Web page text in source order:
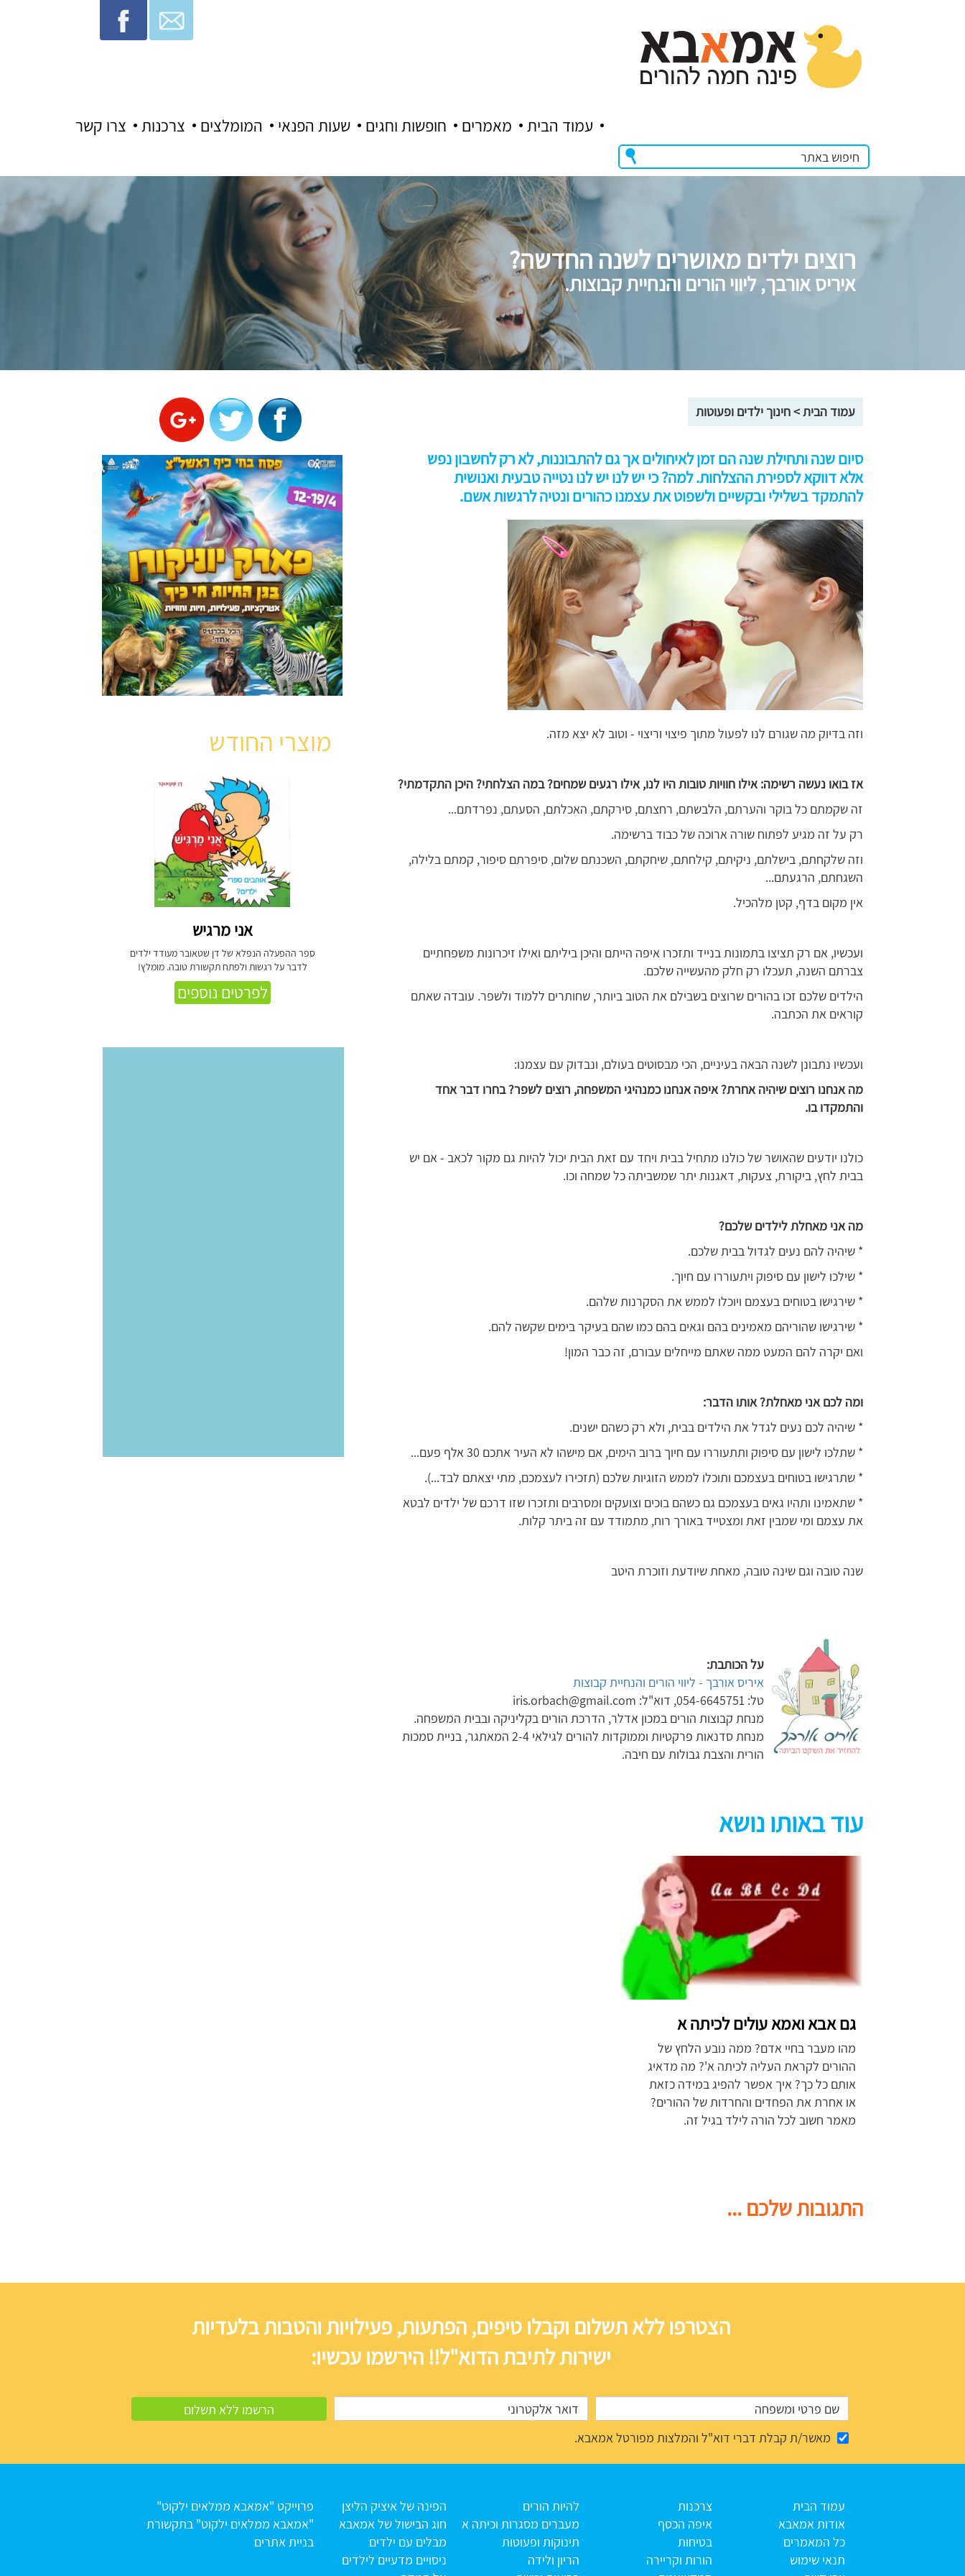
צרו קשר צרכנות המומלצים שעות הפנאי חופשות וחגים מאמרים עמוד הבית
רוצים ילדים מאושרים לשנה החדשה?
איריס אורבך, ליווי הורים והנחיית קבוצות.
עמוד הבית>חינוך ילדים ופעוטות
סיום שנה ותחילת שנה הם זמן לאיחולים אך גם להתבוננות, לא רק לחשבון נפש
אלא דווקא לספירת ההצלחות. למה? כי יש לנו יש לנו נטייה טבעית ואנושית
להתמקד בשלילי ובקשיים ולשפוט את עצמנו כהורים ונטיה לרגשות אשם.
וזה בדיוק מה שגורם לנו לפעול מתוך פיצוי וריצוי - וטוב לא יצא מזה.
אז בואו נעשה רשימה: אילו חוויות טובות היו לנו, אילו רגעים שמחים? במה הצלחתי? היכן התקדמתי?
זה שקמתם כל בוקר והערתם, הלבשתם, רחצתם, סירקתם, האכלתם, הסעתם, נפרדתם...
רק על זה מגיע לפתוח שורה ארוכה של כבוד ברשימה.
וזה שלקחתם, בישלתם, ניקיתם, קילחתם, שיחקתם, השכנתם שלום, סיפרתם סיפור, קמתם בלילה,
השגחתם, הרגעתם...
אין מקום בדף, קטן מלהכיל.
ועכשיו, אם רק תציצו בתמונות בנייד ותזכרו איפה הייתם והיכן ביליתם ואילו זיכרונות משפחתיים
צברתם השנה, תעכלו רק חלק מהעשייה שלכם.
הילדים שלכם זכו בהורים שרוצים בשבילם את הטוב ביותר, שחותרים ללמוד ולשפר. עובדה שאתם
קוראים את הכתבה.
ועכשיו נתבונן לשנה הבאה בעיניים, הכי מבסוטים בעולם, ונבדוק עם עצמנו:
מה אנחנו רוצים שיהיה אחרת? איפה אנחנו כמנהיגי המשפחה, רוצים לשפר? בחרו דבר אחד
והתמקדו בו.
כולנו יודעים שהאושר של כולנו מתחיל בבית ויחד עם זאת הבית יכול להיות גם מקור לכאב - אם יש
בבית לחץ, ביקורת, צעקות, דאגנות יתר שמשביתה כל שמחה וכו.
מה אני מאחלת לילדים שלכם?
* שיהיה להם נעים לגדול בבית שלכם.
* שילכו לישון עם סיפוק ויתעוררו עם חיוך.
* שירגישו בטוחים בעצמם ויוכלו לממש את הסקרנות שלהם.
* שירגישו שהוריהם מאמינים בהם וגאים בהם כמו שהם בעיקר בימים שקשה להם.
ואם יקרה להם המעט ממה שאתם מייחלים עבורם, זה כבר המון!
ומה לכם אני מאחלת? אותו הדבר:
* שיהיה לכם נעים לגדל את הילדים בבית, ולא רק כשהם ישנים.
* שתלכו לישון עם סיפוק ותתעוררו עם חיוך ברוב הימים, אם מישהו לא העיר אתכם 30 אלף פעם...
* שתרגישו בטוחים בעצמכם ותוכלו לממש הזוגיות שלכם (תזכירו לעצמכם, מתי יצאתם לבד...).
* שתאמינו ותהיו גאים בעצמכם גם כשהם בוכים וצועקים ומסרבים ותזכרו שזו דרכם של ילדים לבטא
את עצמם ומי שמבין זאת ומצטייד באורך רוח, מתמודד עם זה ביתר קלות.
שנה טובה וגם שינה טובה, מאחת שיודעת וזוכרת היטב
על הכותבת:
איריס אורבך - ליווי הורים והנחיית קבוצות
טל: 054-6645751, דוא"ל: iris.orbach@gmail.com
מנחת קבוצות הורים במכון אדלר, הדרכת הורים בקליניקה ובבית המשפחה.
מנחת סדנאות פרקטיות וממוקדות להורים לגילאי 2-4 המאתגר, בניית סמכות
הורית והצבת גבולות עם חיבה.
עוד באותו נושא
גם אבא ואמא עולים לכיתה א
מהו מעבר בחיי אדם? ממה נובע הלחץ של
ההורים לקראת העליה לכיתה א'? מה מדאיג
אותם כל כך? איך אפשר להפיג במידה כזאת
או אחרת את הפחדים והחרדות של ההורים?
מאמר חשוב לכל הורה לילד בגיל זה.
התגובות שלכם ...
מוצרי החודש
אני מרגיש
ספר ההפעלה הנפלא של דן שטאובר מעודד ילדים
לדבר על רגשות ולפתח תקשורת טובה. מומלץ!
לפרטים נוספים
הצטרפו ללא תשלום וקבלו טיפים, הפתעות, פעילויות והטבות בלעדיות
ישירות לתיבת הדוא"ל!! הירשמו עכשיו:
מאשר/ת קבלת דברי דוא"ל והמלצות מפורטל אמאבא.
עמוד הבית
אודות אמאבא
כל המאמרים
תנאי שימוש
צרכנות
איפה הכסף
בטיחות
הורות וקריירה
להיות הורים
מעברים מסגרות וכיתה א
תינוקות ופעוטות
הריון ולידה
הפינה של איציק הליצן
חוג הבישול של אמאבא
מבלים עם ילדים
ניסויים מדעיים לילדים
פרוייקט "אמאבא ממלאים ילקוט"
"אמאבא ממלאים ילקוט" בתקשורת
בניית אתרים